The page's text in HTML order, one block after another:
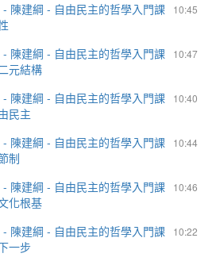
10:45
陳建綱 - 自由民主的哲學入門課
10:47
陳建綱 - 自由民主的哲學入門課
元結構
10:40
陳建綱 - 自由民主的哲學入門課
民主
10:44
陳建綱 - 自由民主的哲學入門課
制
10:46
陳建綱 - 自由民主的哲學入門課
化根基
10:22
陳建綱 - 自由民主的哲學入門課
一步